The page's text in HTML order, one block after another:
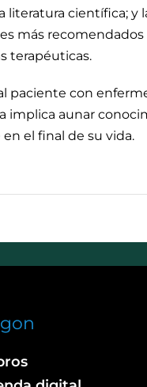
científica; y
más
terapéuticas.
paciente con
aunar
el final de su vida.